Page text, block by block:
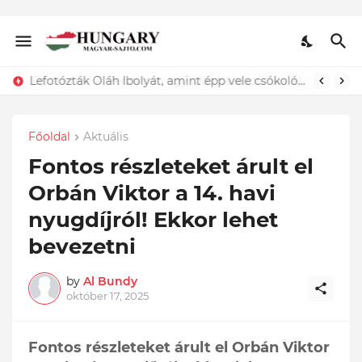
Lefotózták Oláh Ibolyát, amint épp vele csókolózik - EZT nem hiszed el, kinek a karjában kötött ki...ÍME
Főoldal Aktuális
Fontos részleteket árult el
Orbán Viktor a 14. havi
nyugdíjról! Ekkor lehet
bevezetni
by Al Bundy
október 17, 2025
Fontos részleteket árult el Orbán Viktor